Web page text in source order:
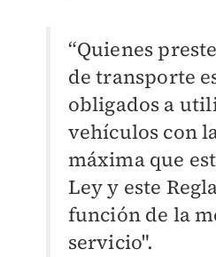
“Quienes
de transporte
obligados a
vehículos con
máxima que
Ley y este
función de la
servicio".